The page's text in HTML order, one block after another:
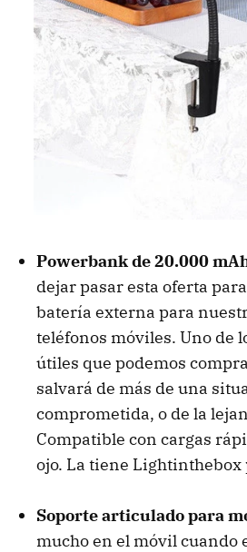
Powerbank de 20.000
dejar pasar esta oferta
batería externa para
teléfonos móviles. Uno de
útiles que podemos
salvará de más de una
comprometida, o de la
Compatible con cargas
ojo. La tiene Lightinthebox
Soporte articulado para
mucho en el móvil cuando